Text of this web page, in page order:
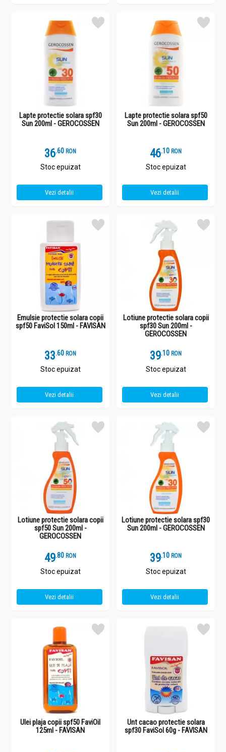
Lapte protectie solara spf30
Sun 200ml - GEROCOSSEN
36.6 RON
Stoc epuizat
Vezi detalii
Lapte protectie solara spf50
Sun 200ml - GEROCOSSEN
46.1 RON
Stoc epuizat
Vezi detalii
Emulsie protectie solara copii
spf50 FaviSol 150ml - FAVISAN
33.6 RON
Stoc epuizat
Vezi detalii
Lotiune protectie solara copii
spf30 Sun 200ml -
GEROCOSSEN
39.1 RON
Stoc epuizat
Vezi detalii
Lotiune protectie solara copii
spf50 Sun 200ml -
GEROCOSSEN
49.8 RON
Stoc epuizat
Vezi detalii
Lotiune protectie solara spf30
Sun 200ml - GEROCOSSEN
39.1 RON
Stoc epuizat
Vezi detalii
Ulei plaja copii spf50 FaviOil
125ml - FAVISAN
Unt cacao protectie solara
spf30 FaviSol 60g - FAVISAN